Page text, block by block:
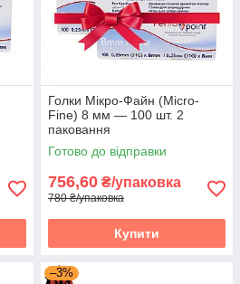
Голки Мікро-Файн (Micro-
Fine) 8 мм — 100 шт. 2
паковання
Готово до відправки
756,60 ₴/упаковка
780 ₴/упаковка
Купити
–3%